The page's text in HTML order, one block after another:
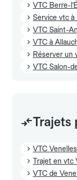
VTC Berre-
Service vtc à
VTC Saint-
VTC à
Réserver un
VTC Salon-
Trajets
VTC
Trajet en vtc
VTC de